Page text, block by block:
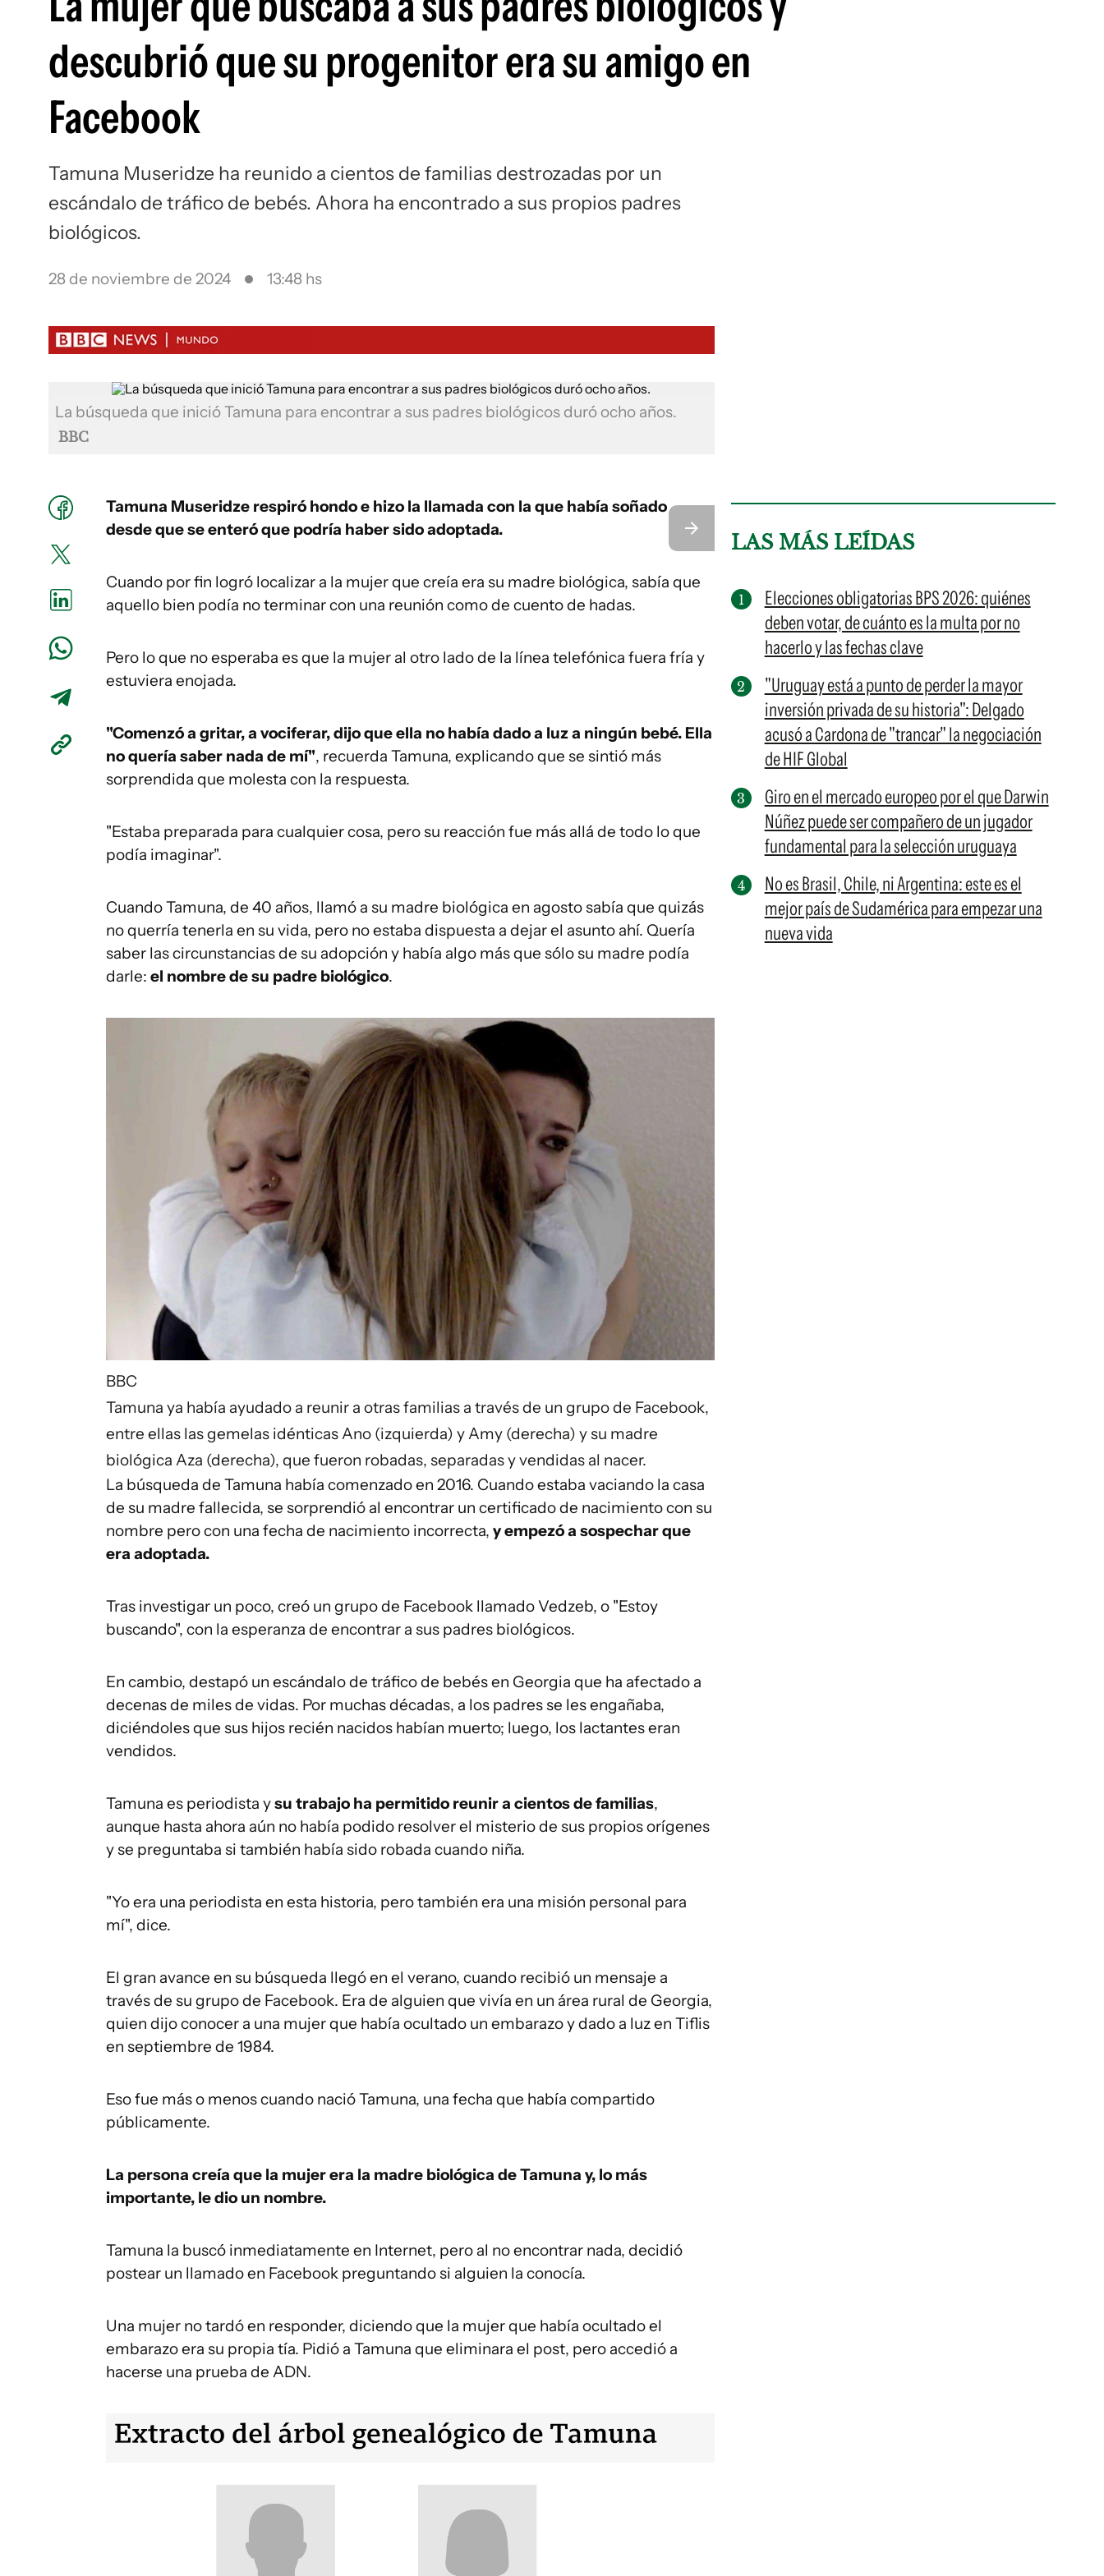
descubrió que su progenitor era su amigo en
Facebook
Tamuna Museridze ha reunido a cientos de familias destrozadas por un
escándalo de tráfico de bebés. Ahora ha encontrado a sus propios padres
biológicos.
28 de noviembre de 2024 13:48 hs
La búsqueda que inició Tamuna para encontrar a sus padres biológicos duró ocho años.
BBC
Tamuna Museridze respiró hondo e hizo la llamada con la que había soñado
desde que se enteró que podría haber sido adoptada.
Cuando por fin logró localizar a la mujer que creía era su madre biológica, sabía que
aquello bien podía no terminar con una reunión como de cuento de hadas.
Pero lo que no esperaba es que la mujer al otro lado de la línea telefónica fuera fría y
estuviera enojada.
"Comenzó a gritar, a vociferar, dijo que ella no había dado a luz a ningún bebé. Ella
no quería saber nada de mí", recuerda Tamuna, explicando que se sintió más
sorprendida que molesta con la respuesta.
"Estaba preparada para cualquier cosa, pero su reacción fue más allá de todo lo que
podía imaginar".
Cuando Tamuna, de 40 años, llamó a su madre biológica en agosto sabía que quizás
no querría tenerla en su vida, pero no estaba dispuesta a dejar el asunto ahí. Quería
saber las circunstancias de su adopción y había algo más que sólo su madre podía
darle: el nombre de su padre biológico.
BBC
Tamuna ya había ayudado a reunir a otras familias a través de un grupo de Facebook,
entre ellas las gemelas idénticas Ano (izquierda) y Amy (derecha) y su madre
biológica Aza (derecha), que fueron robadas, separadas y vendidas al nacer.
La búsqueda de Tamuna había comenzado en 2016. Cuando estaba vaciando la casa
de su madre fallecida, se sorprendió al encontrar un certificado de nacimiento con su
nombre pero con una fecha de nacimiento incorrecta, y empezó a sospechar que
era adoptada.
Tras investigar un poco, creó un grupo de Facebook llamado Vedzeb, o "Estoy
buscando", con la esperanza de encontrar a sus padres biológicos.
En cambio, destapó un escándalo de tráfico de bebés en Georgia que ha afectado a
decenas de miles de vidas. Por muchas décadas, a los padres se les engañaba,
diciéndoles que sus hijos recién nacidos habían muerto; luego, los lactantes eran
vendidos.
Tamuna es periodista ysu trabajo ha permitido reunir a cientos de familias,
aunque hasta ahora aún no había podido resolver el misterio de sus propios orígenes
y se preguntaba si también había sido robada cuando niña.
"Yo era una periodista en esta historia, pero también era una misión personal para
mí", dice.
El gran avance en su búsqueda llegó en el verano, cuando recibió un mensaje a
través de su grupo de Facebook. Era de alguien que vivía en un área rural de Georgia,
quien dijo conocer a una mujer que había ocultado un embarazo y dado a luz en Tiflis
en septiembre de 1984.
Eso fue más o menos cuando nació Tamuna, una fecha que había compartido
públicamente.
La persona creía que la mujer era la madre biológica de Tamuna y, lo más
importante, le dio un nombre.
Tamuna la buscó inmediatamente en Internet, pero al no encontrar nada, decidió
postear un llamado en Facebook preguntando si alguien la conocía.
Una mujer no tardó en responder, diciendo que la mujer que había ocultado el
embarazo era su propia tía. Pidió a Tamuna que eliminara el post, pero accedió a
hacerse una prueba de ADN.
LAS MÁS LEÍDAS
Elecciones obligatorias BPS 2026: quiénes
deben votar, de cuánto es la multa por no
hacerlo y las fechas clave
"Uruguay está a punto de perder la mayor
inversión privada de su historia": Delgado
acusó a Cardona de "trancar" la negociación
de HIF Global
Giro en el mercado europeo por el que Darwin
Núñez puede ser compañero de un jugador
fundamental para la selección uruguaya
No es Brasil, Chile, ni Argentina: este es el
mejor país de Sudamérica para empezar una
nueva vida